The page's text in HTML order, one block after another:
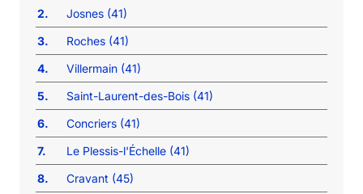
2.
Josnes (41)
3.
Roches (41)
4.
Villermain (41)
5.
Saint-Laurent-des-Bois (41)
6.
Concriers (41)
7.
Le Plessis-l'Échelle (41)
8.
Cravant (45)